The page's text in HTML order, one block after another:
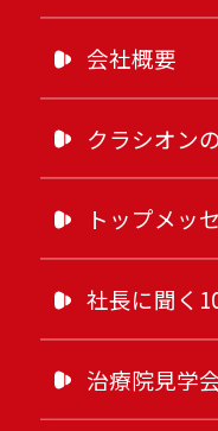
会社概要
クラシオン
トップメッ
社長に聞く
治療院見学